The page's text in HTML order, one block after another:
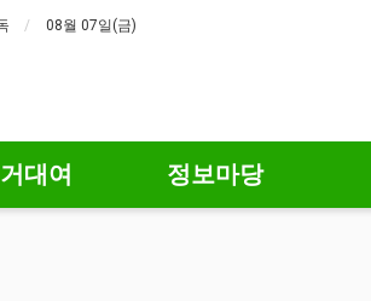
08월 07일(금)
대여 정보마당